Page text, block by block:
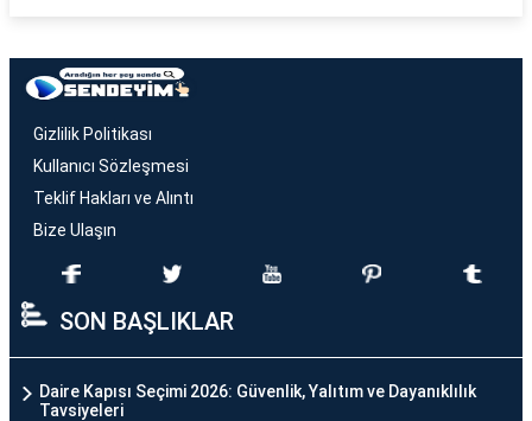
Gizlilik Politikası
Kullanıcı Sözleşmesi
Teklif Hakları ve Alıntı
Bize Ulaşın
SON BAŞLIKLAR
Daire Kapısı Seçimi 2026: Güvenlik, Yalıtım ve Dayanıklılık
Tavsiyeleri